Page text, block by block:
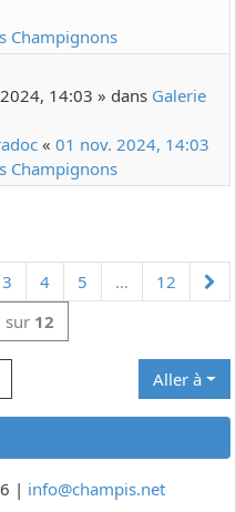
Champignons
14:03 » dans Galerie
« 01 nov. 2024, 14:03
Champignons
3 4 5 … 12
sur 12
Aller à
| info@champis.net